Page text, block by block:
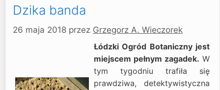
Dzika banda
26 maja 2018 przez Grzegorz A. Wieczorek
Łódzki Ogród Botaniczny jest
miejscem pełnym zagadek. W
tym tygodniu trafiła się
prawdziwa, detektywistyczna